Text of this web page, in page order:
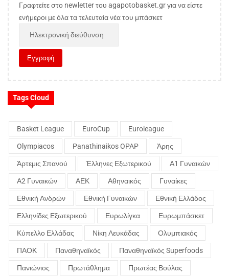
Γραφτείτε στο newletter του agapotobasket.gr για να είστε
ενήμεροι με όλα τα τελευταία νέα του μπάσκετ
Tags Cloud
Basket League EuroCup Euroleague
Olympiacos Panathinaikos OPAP Άρης
Άρτεμις Σπανού Έλληνες Εξωτερικού Α1 Γυναικών
Α2 Γυναικών ΑΕΚ Αθηναικός Γυναίκες
Εθνική Ανδρών Εθνική Γυναικών Εθνική Ελλάδος
Ελληνίδες Εξωτερικού Ευρωλίγκα Ευρωμπάσκετ
Κύπελλο Ελλάδας Νίκη Λευκάδας Ολυμπιακός
ΠΑΟΚ Παναθηναϊκός Παναθηναϊκός Superfoods
Πανιώνιος Πρωτάθλημα Πρωτέας Βούλας